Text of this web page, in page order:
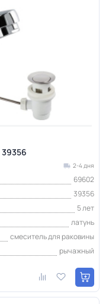
2-4 дня
69602
39356
5 лет
латунь
смеситель для раковины
рычажный